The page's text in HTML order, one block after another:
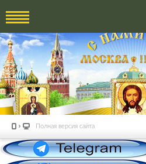
Полная версия сайта